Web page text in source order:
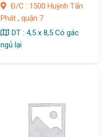
Đ/C : 1500 Huỳnh Tấn
Phát , quận 7
DT : 4,5 x 8,5 Có gác
ngủ lại